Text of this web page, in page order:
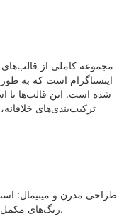
اینستاگرام است که به
شده است. این قالب‌ها با
ترکیب‌بندی‌های
طراحی مدرن و مینیمال:
رنگ‌های مکمل، ظاهری تمیز و مدرن به قالب‌ها بخشیده است.